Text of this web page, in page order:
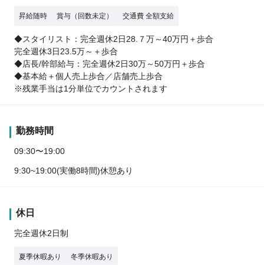
昇給随時 賞与（回数未定） 交通費 全額支給
◆スタイリスト：完全週休2日28.７万～40万円＋歩合
完全週休3日23.5万～＋歩合
◆店長/幹部給与：完全週休2日30万～50万円＋歩合
◆基本給＋個人売上歩合／店舗売上歩合
※残業手当は1分単位でカウントされます
勤務時間
09:30〜19:00
9:30~19:00(実働8時間)休憩あり
休日
完全週休2日制
夏季休暇あり 冬季休暇あり